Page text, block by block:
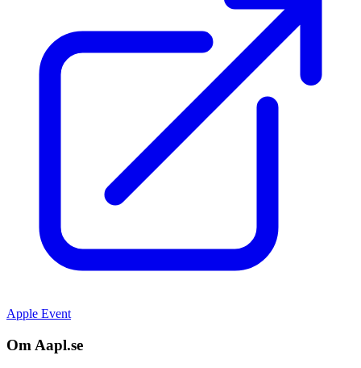
Apple Event
Om Aapl.se